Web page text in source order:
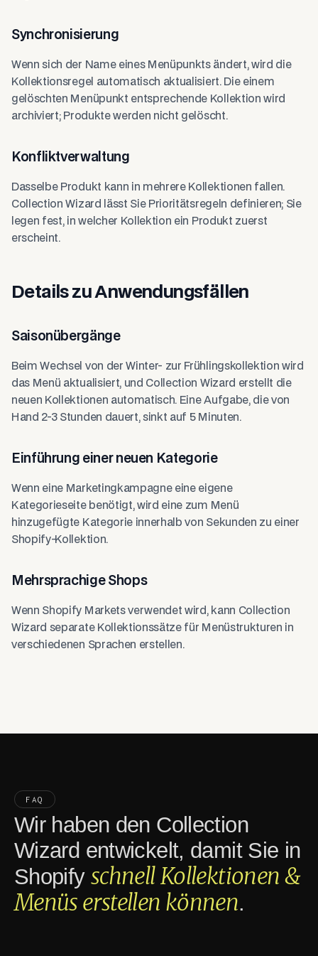
Synchronisierung
Wenn sich der Name eines Menüpunkts ändert, wird die
Kollektionsregel automatisch aktualisiert. Die einem
gelöschten Menüpunkt entsprechende Kollektion wird
archiviert; Produkte werden nicht gelöscht.
Konfliktverwaltung
Dasselbe Produkt kann in mehrere Kollektionen fallen.
Collection Wizard lässt Sie Prioritätsregeln definieren; Sie
legen fest, in welcher Kollektion ein Produkt zuerst
erscheint.
Details zu Anwendungsfällen
Saisonübergänge
Beim Wechsel von der Winter- zur Frühlingskollektion wird
das Menü aktualisiert, und Collection Wizard erstellt die
neuen Kollektionen automatisch. Eine Aufgabe, die von
Hand 2-3 Stunden dauert, sinkt auf 5 Minuten.
Einführung einer neuen Kategorie
Wenn eine Marketingkampagne eine eigene
Kategorieseite benötigt, wird eine zum Menü
hinzugefügte Kategorie innerhalb von Sekunden zu einer
Shopify-Kollektion.
Mehrsprachige Shops
Wenn Shopify Markets verwendet wird, kann Collection
Wizard separate Kollektionssätze für Menüstrukturen in
verschiedenen Sprachen erstellen.
FAQ
Wir haben den Collection
Wizard entwickelt, damit Sie in
Shopify schnell Kollektionen &
Menüs erstellen können.